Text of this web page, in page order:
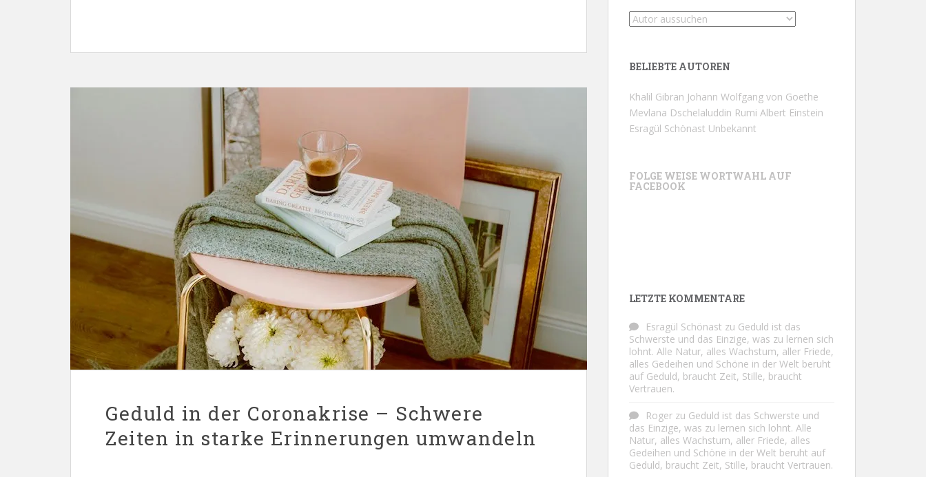
Geduld in der Coronakrise – Schwere
Zeiten in starke Erinnerungen umwandeln
BELIEBTE AUTOREN
Khalil Gibran Johann Wolfgang von Goethe
Mevlana Dschelaluddin Rumi Albert Einstein
Esragül Schönast Unbekannt
FOLGE WEISE WORTWAHL AUF
FACEBOOK
LETZTE KOMMENTARE
Esragül Schönast zu Geduld ist das
Schwerste und das Einzige, was zu lernen sich
lohnt. Alle Natur, alles Wachstum, aller Friede,
alles Gedeihen und Schöne in der Welt beruht
auf Geduld, braucht Zeit, Stille, braucht
Vertrauen.
Roger zu Geduld ist das Schwerste und
das Einzige, was zu lernen sich lohnt. Alle
Natur, alles Wachstum, aller Friede, alles
Gedeihen und Schöne in der Welt beruht auf
Geduld, braucht Zeit, Stille, braucht Vertrauen.